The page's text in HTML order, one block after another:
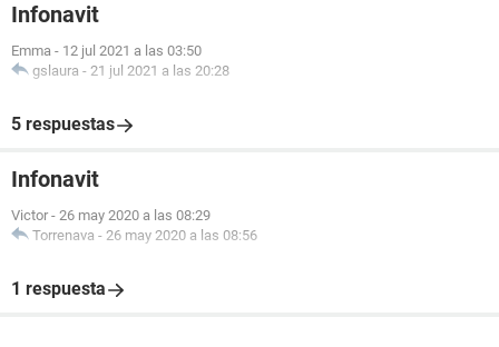
Infonavit
Emma - 12 jul 2021 a las 03:50
gslaura - 21 jul 2021 a las 20:28
5 respuestas
Infonavit
Victor - 26 may 2020 a las 08:29
Torrenava - 26 may 2020 a las 08:56
1 respuesta